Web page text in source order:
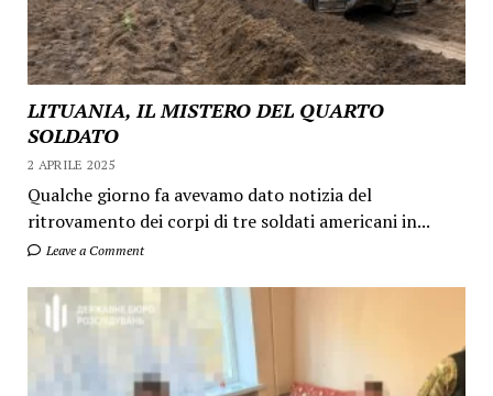
LITUANIA, IL MISTERO DEL QUARTO
SOLDATO
2 APRILE 2025
Qualche giorno fa avevamo dato notizia del
ritrovamento dei corpi di tre soldati americani in...
Leave a Comment